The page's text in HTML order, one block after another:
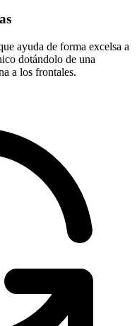
ayuda de forma excelsa a
dotándolo de una
a los frontales.